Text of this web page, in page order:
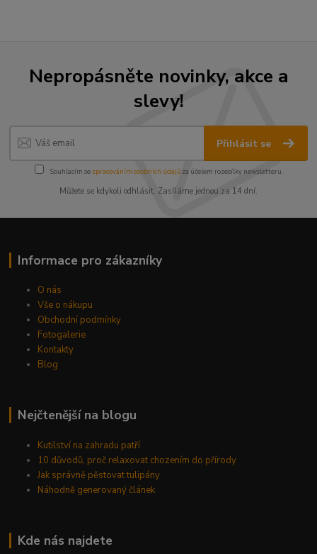
Nepropásněte novinky, akce a
slevy!
Přihlásit se
Souhlasím se zpracováním osobních údajůza účelem rozesílky newsletteru.
Můžete se kdykoli odhlásit. Zasíláme jednou za 14 dní.
Informace pro zákazníky
O nás
Vše o nákupu
Obchodní podmínky
Fotogalerie
Kontakty
Blog
Nejčtenější na blogu
Kutilství na zahradu patří
10 důvodů, proč relaxovat chozením do přírody
Jak správně pěstovat tulipány
Náhodně generovaný článek
Kde nás najdete